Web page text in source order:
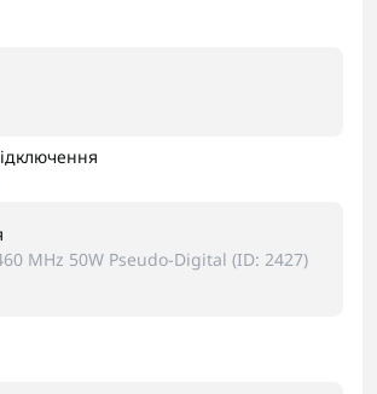
MHz 50W Pseudo-Digital (ID: 2427)